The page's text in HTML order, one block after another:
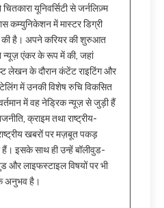
चितकारा यूनिवर्सिटी से जर्नलिज़्म
कम्युनिकेशन में मास्टर डिग्री
की है। अपने करियर की शुरुआत
न्यूज़ एंकर के रूप में की, जहां
लेखन के दौरान कंटेंट राइटिंग और
में उनकी विशेष रुचि विकसित
में वह नेड्रिक न्यूज़ से जुड़ी हैं
क्राइम तथा राष्ट्रीय-
खबरों पर मज़बूत पकड़
इसके साथ ही उन्हें बॉलीवुड-
और लाइफस्टाइल विषयों पर भी
अनुभव है।